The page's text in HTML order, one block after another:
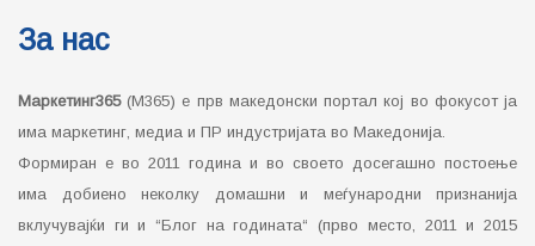
За нас
Маркетинг365(М365) е прв македонски портал кој во фокусот ја
има маркетинг, медиа и ПР индустријата во Македонија.
Формиран е во 2011 година и во своето досегашно постоење
има добиено неколку домашни и меѓународни признанија
вклучувајќи ги и “Блог на годината“ (прво место, 2011 и 2015